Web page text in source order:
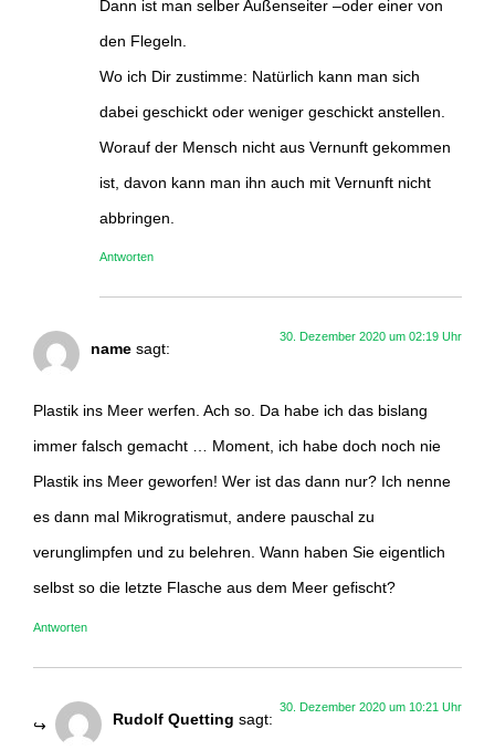
Dann ist man selber Außenseiter –oder einer von
den Flegeln.
Wo ich Dir zustimme: Natürlich kann man sich
dabei geschickt oder weniger geschickt anstellen.
Worauf der Mensch nicht aus Vernunft gekommen
ist, davon kann man ihn auch mit Vernunft nicht
abbringen.
Antworten
name sagt:
30. Dezember 2020 um 02:19 Uhr
Plastik ins Meer werfen. Ach so. Da habe ich das bislang
immer falsch gemacht … Moment, ich habe doch noch nie
Plastik ins Meer geworfen! Wer ist das dann nur? Ich nenne
es dann mal Mikrogratismut, andere pauschal zu
verunglimpfen und zu belehren. Wann haben Sie eigentlich
selbst so die letzte Flasche aus dem Meer gefischt?
Antworten
Rudolf Quetting sagt:
30. Dezember 2020 um 10:21 Uhr